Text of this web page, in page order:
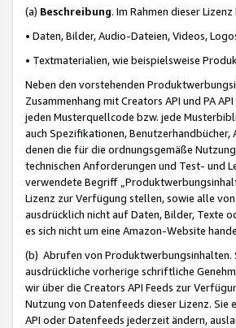
(a) Beschreibung. Im Rahmen dieser
• Daten, Bilder, Audio-Dateien, Videos,
• Textmaterialien, wie beispielsweise
Neben den vorstehenden
Zusammenhang mit Creators API und PA
jeden Musterquellcode bzw. jede
auch Spezifikationen,
denen die für die ordnungsgemäße
technischen Anforderungen und Test- und
verwendete Begriff
Lizenz zur Verfügung stellen, sowie alle
ausdrücklich nicht auf Daten, Bilder, Texte
es sich nicht um eine Amazon-Website
(b) Abrufen von Produktwerbungsinhalten.
ausdrückliche vorherige schriftliche
wir über die Creators API Feeds zur
Nutzung von Datenfeeds dieser Lizenz. Sie
API oder Datenfeeds jederzeit ändern,